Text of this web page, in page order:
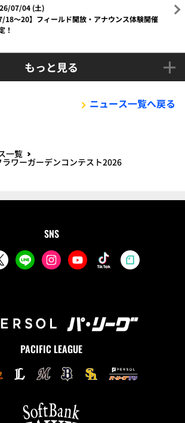
07/04 (土)
7/18～20】フィールド開放・アナウンス体験開催
！
もっと見る
ニュース一覧へ戻る
一覧
ワーガーデンコンテスト2026
SNS
PACIFIC LEAGUE